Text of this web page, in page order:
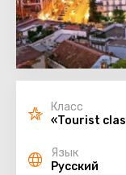
Класс
«Tourist
Язык
Русский